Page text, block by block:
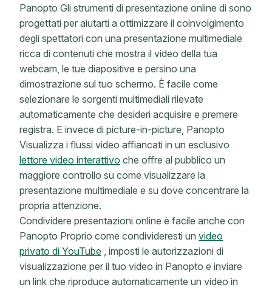
Panopto Gli strumenti di presentazione online di sono
progettati per aiutarti a ottimizzare il coinvolgimento
degli spettatori con una presentazione multimediale
ricca di contenuti che mostra il video della tua
webcam, le tue diapositive e persino una
dimostrazione sul tuo schermo. È facile come
selezionare le sorgenti multimediali rilevate
automaticamente che desideri acquisire e premere
registra. E invece di picture-in-picture, Panopto
Visualizza i flussi video affiancati in un esclusivo
lettore video interattivo che offre al pubblico un
maggiore controllo su come visualizzare la
presentazione multimediale e su dove concentrare la
propria attenzione.
Condividere presentazioni online è facile anche con
Panopto Proprio come condivideresti un video
privato di YouTube , imposti le autorizzazioni di
visualizzazione per il tuo video in Panopto e inviare
un link che riproduce automaticamente un video in